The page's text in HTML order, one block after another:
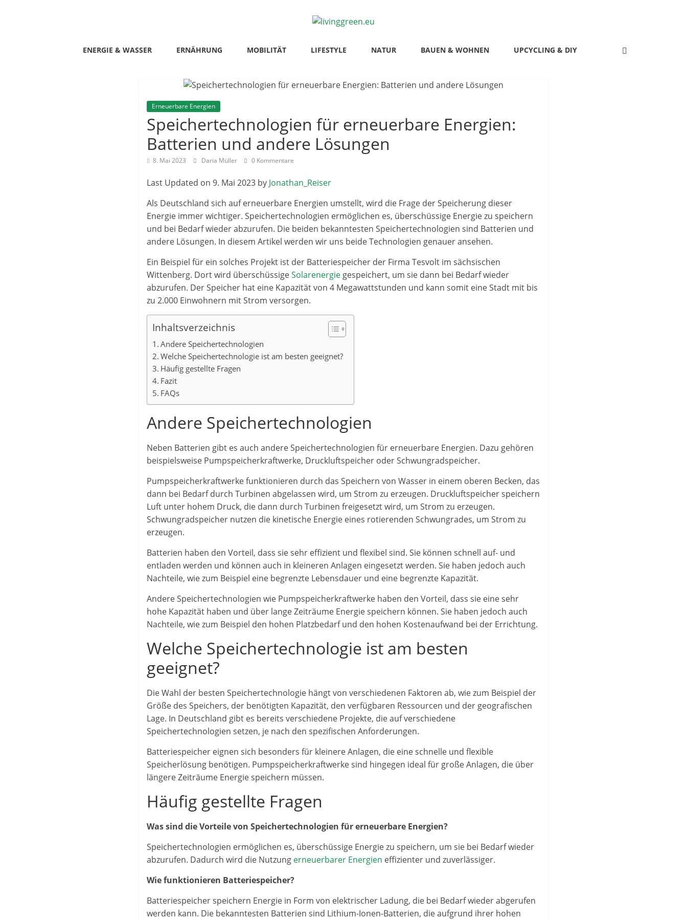
livinggreen.eu
ENERGIE & WASSER ERNÄHRUNG MOBILITÄT LIFESTYLE NATUR BAUEN & WOHNEN UPCYCLING & DIY
Erneuerbare Energien
Speichertechnologien für erneuerbare Energien:
Batterien und andere Lösungen
8. Mai 2023 Daria Müller 0 Kommentare
Last Updated on 9. Mai 2023 by Jonathan_Reiser
Als Deutschland sich auf erneuerbare Energien umstellt, wird die Frage der Speicherung dieser
Energie immer wichtiger. Speichertechnologien ermöglichen es, überschüssige Energie zu speichern
und bei Bedarf wieder abzurufen. Die beiden bekanntesten Speichertechnologien sind Batterien und
andere Lösungen. In diesem Artikel werden wir uns beide Technologien genauer ansehen.
Ein Beispiel für ein solches Projekt ist der Batteriespeicher der Firma Tesvolt im sächsischen
Wittenberg. Dort wird überschüssigeSolarenergie gespeichert, um sie dann bei Bedarf wieder
abzurufen. Der Speicher hat eine Kapazität von 4 Megawattstunden und kann somit eine Stadt mit bis
zu 2.000 Einwohnern mit Strom versorgen.
Inhaltsverzeichnis
Andere Speichertechnologien
Welche Speichertechnologie ist am besten geeignet?
Häufig gestellte Fragen
Fazit
FAQs
Andere Speichertechnologien
Neben Batterien gibt es auch andere Speichertechnologien für erneuerbare Energien. Dazu gehören
beispielsweise Pumpspeicherkraftwerke, Druckluftspeicher oder Schwungradspeicher.
Pumpspeicherkraftwerke funktionieren durch das Speichern von Wasser in einem oberen Becken, das
dann bei Bedarf durch Turbinen abgelassen wird, um Strom zu erzeugen. Druckluftspeicher speichern
Luft unter hohem Druck, die dann durch Turbinen freigesetzt wird, um Strom zu erzeugen.
Schwungradspeicher nutzen die kinetische Energie eines rotierenden Schwungrades, um Strom zu
erzeugen.
Batterien haben den Vorteil, dass sie sehr effizient und flexibel sind. Sie können schnell auf- und
entladen werden und können auch in kleineren Anlagen eingesetzt werden. Sie haben jedoch auch
Nachteile, wie zum Beispiel eine begrenzte Lebensdauer und eine begrenzte Kapazität.
Andere Speichertechnologien wie Pumpspeicherkraftwerke haben den Vorteil, dass sie eine sehr
hohe Kapazität haben und über lange Zeiträume Energie speichern können. Sie haben jedoch auch
Nachteile, wie zum Beispiel den hohen Platzbedarf und den hohen Kostenaufwand bei der Errichtung.
Welche Speichertechnologie ist am besten
geeignet?
Die Wahl der besten Speichertechnologie hängt von verschiedenen Faktoren ab, wie zum Beispiel der
Größe des Speichers, der benötigten Kapazität, den verfügbaren Ressourcen und der geografischen
Lage. In Deutschland gibt es bereits verschiedene Projekte, die auf verschiedene
Speichertechnologien setzen, je nach den spezifischen Anforderungen.
Batteriespeicher eignen sich besonders für kleinere Anlagen, die eine schnelle und flexible
Speicherlösung benötigen. Pumpspeicherkraftwerke sind hingegen ideal für große Anlagen, die über
längere Zeiträume Energie speichern müssen.
Häufig gestellte Fragen
Was sind die Vorteile von Speichertechnologien für erneuerbare Energien?
Speichertechnologien ermöglichen es, überschüssige Energie zu speichern, um sie bei Bedarf wieder
abzurufen. Dadurch wird die Nutzung erneuerbarer Energien effizienter und zuverlässiger.
Wie funktionieren Batteriespeicher?
Batteriespeicher speichern Energie in Form von elektrischer Ladung, die bei Bedarf wieder abgerufen
werden kann. Die bekanntesten Batterien sind Lithium-Ionen-Batterien, die aufgrund ihrer hohen